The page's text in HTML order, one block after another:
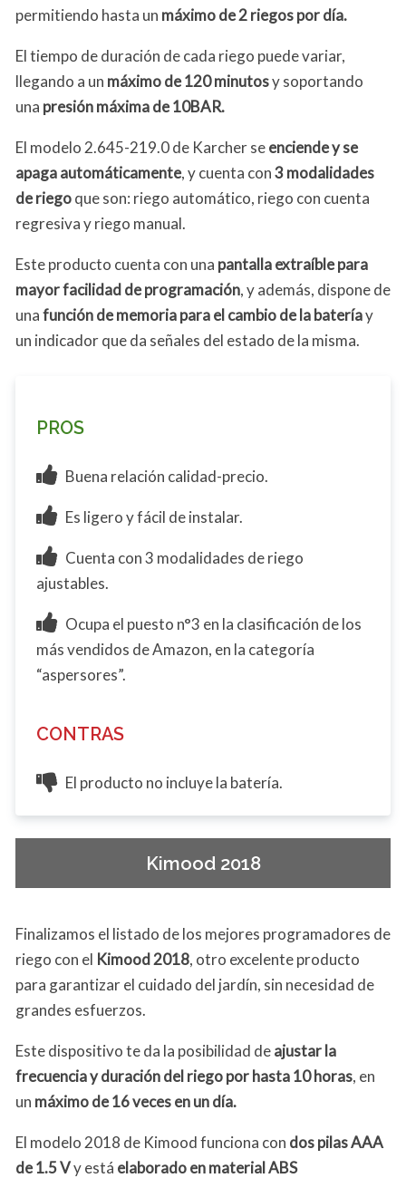
permitiendo hasta un máximo de 2 riegos por día.
El tiempo de duración de cada riego puede variar,
llegando a un máximo de 120 minutosy soportando
una presión máxima de 10BAR.
El modelo 2.645-219.0 de Karcher seenciende y se
apaga automáticamente, y cuenta con3 modalidades
de riegoque son: riego automático, riego con cuenta
regresiva y riego manual.
Este producto cuenta con una pantalla extraíble para
mayor facilidad de programación, y además, dispone de
unafunción de memoria para el cambio de la bateríay
un indicador que da señales del estado de la misma.
PROS
Buena relación calidad-precio.
Es ligero y fácil de instalar.
Cuenta con 3 modalidades de riego
ajustables.
Ocupa el puesto n°3 en la clasificación de los
más vendidos de Amazon, en la categoría
“aspersores”.
CONTRAS
El producto no incluye la batería.
Kimood 2018
Finalizamos el listado de los mejores programadores de
riego con el Kimood 2018, otro excelente producto
para garantizar el cuidado del jardín, sin necesidad de
grandes esfuerzos.
Este dispositivo te da la posibilidad deajustar la
frecuencia y duración del riego por hasta 10 horas, en
un máximo de 16 veces en un día.
El modelo 2018 de Kimood funciona con dos pilas AAA
de 1.5 Vy está elaborado en material ABS